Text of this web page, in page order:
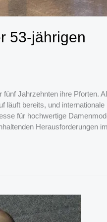
53-jährigen
Jahrzehnten ihre Pforten.
läuft bereits, und internationale
für hochwertige
Herausforderungen